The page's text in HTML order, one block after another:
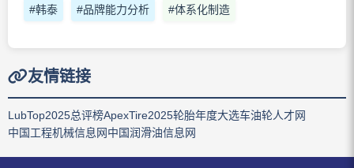
#韩泰 #品牌能力分析 #体系化制造
友情链接
LubTop2025总评榜ApexTire2025轮胎年度大选车油轮人才网
中国工程机械信息网中国润滑油信息网